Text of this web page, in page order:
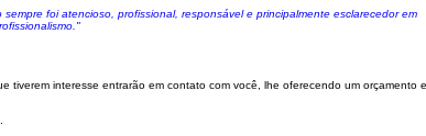
foi atencioso, profissional, responsável e principalmente esclarecedor em
interesse entrarão em contato com você, lhe oferecendo um orçamento